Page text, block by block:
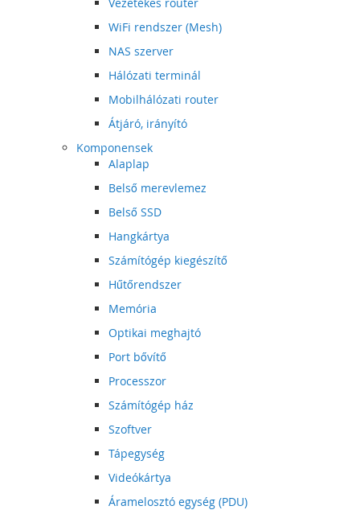
WiFi rendszer (Mesh)
NAS szerver
Hálózati terminál
Mobilhálózati router
Átjáró, irányító
Komponensek
Alaplap
Belső merevlemez
Belső SSD
Hangkártya
Számítógép kiegészítő
Hűtőrendszer
Memória
Optikai meghajtó
Port bővítő
Processzor
Számítógép ház
Szoftver
Tápegység
Videókártya
Áramelosztó egység (PDU)